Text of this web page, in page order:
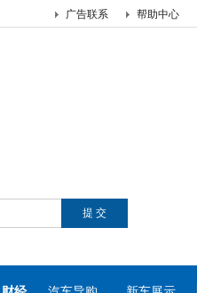
帮助中心
广告联系